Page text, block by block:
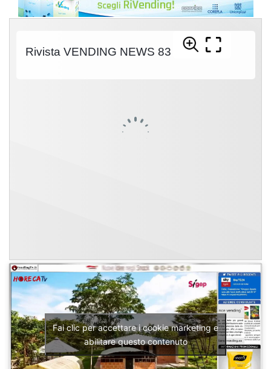
Fai clic per accettare i cookie marketing e
abilitare questo contenuto